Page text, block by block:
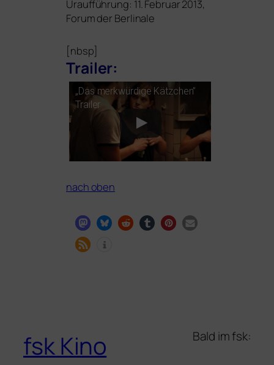
Uraufführung: 11. Februar 2013,
Forum der Berlinale
[nbsp]
Trailer:
„Das merk­wür­di­ge Kätzchen”
Trailer
nach oben
fsk Kino Bald im fsk: